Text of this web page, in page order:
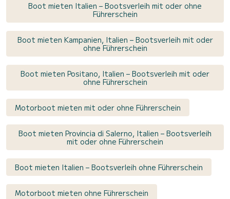
Boot mieten Italien – Bootsverleih mit oder ohne
Führerschein
Boot mieten Kampanien, Italien – Bootsverleih mit oder
ohne Führerschein
Boot mieten Positano, Italien – Bootsverleih mit oder
ohne Führerschein
Motorboot mieten mit oder ohne Führerschein
Boot mieten Provincia di Salerno, Italien – Bootsverleih
mit oder ohne Führerschein
Boot mieten Italien – Bootsverleih ohne Führerschein
Motorboot mieten ohne Führerschein